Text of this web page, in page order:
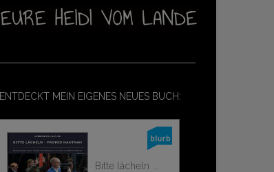
ENTDECKT MEIN EIGENES NEUES BUCH:
Bitte lächeln ...